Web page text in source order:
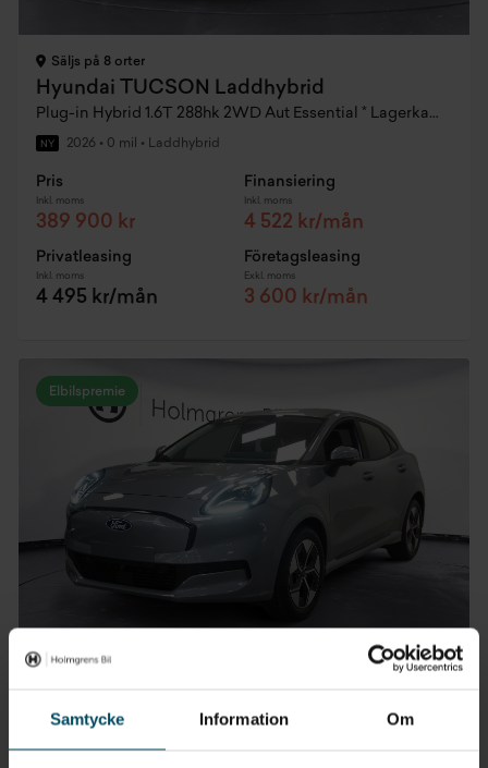
Samtycke Information Om
Säljs på 8 orter
Hyundai TUCSON Laddhybrid
Plug-in Hybrid 1.6T 288hk 2WD Aut Essential * Lagerkampanj MY26
NY 2026 • 0 mil • Laddhybrid
Pris
Inkl. moms
389 900 kr
Finansiering
Inkl. moms
4 522 kr/mån
Privatleasing
Inkl. moms
4 495 kr/mån
Företagsleasing
Exkl. moms
3 600 kr/mån
Elbilspremie
Ford Puma Elbil Demo